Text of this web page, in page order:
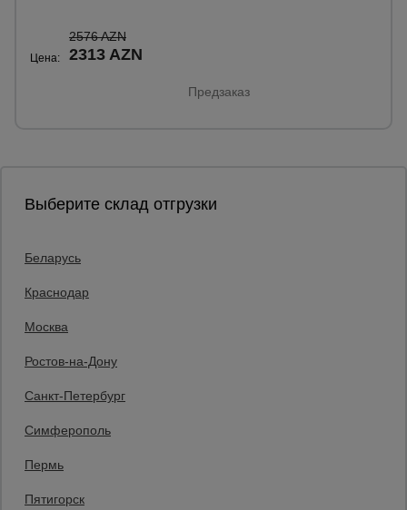
Цена:
2576 AZN
2313 AZN
Предзаказ
Выберите склад отгрузки
Беларусь
Краснодар
Москва
Ростов-на-Дону
Санкт-Петербург
Симферополь
Пермь
Пятигорск
О компании
Франшиза
Контакты
Защитные конструкции
Заказать звонок
бесплатно по России